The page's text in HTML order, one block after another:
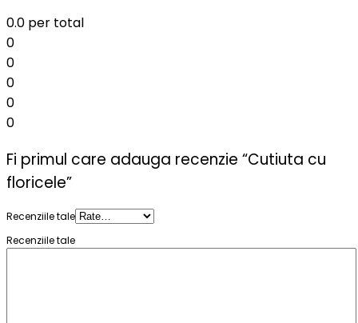
0.0 per total
0
0
0
0
0
Fi primul care adauga recenzie “Cutiuta cu
floricele”
Recenziile tale
Recenziile tale